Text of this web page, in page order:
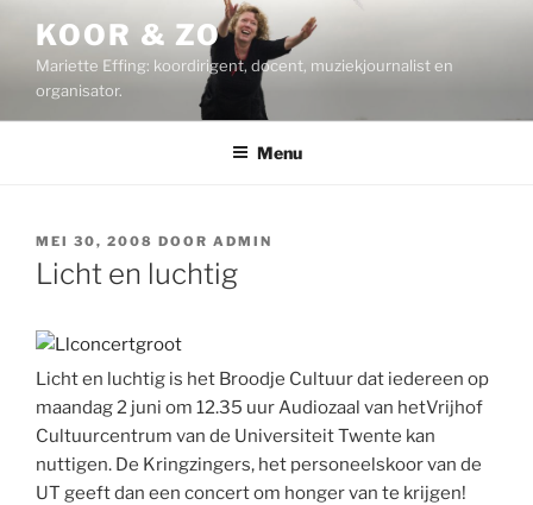
inhoud
KOOR & ZO
Mariette Effing: koordirigent, docent, muziekjournalist en
organisator.
Menu
GEPLAATST
OP
MEI 30, 2008 DOOR ADMIN
Licht en luchtig
Licht en luchtig is het Broodje Cultuur dat iedereen op
maandag 2 juni om 12.35 uur Audiozaal van hetVrijhof
Cultuurcentrum van de Universiteit Twente kan
nuttigen. De Kringzingers, het personeelskoor van de
UT geeft dan een concert om honger van te krijgen!